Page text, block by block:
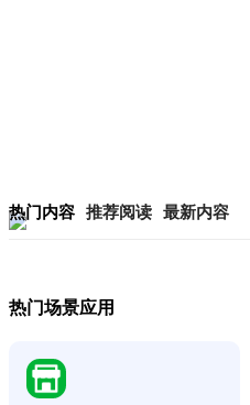
热门内容 推荐阅读 最新内容
热门场景应用